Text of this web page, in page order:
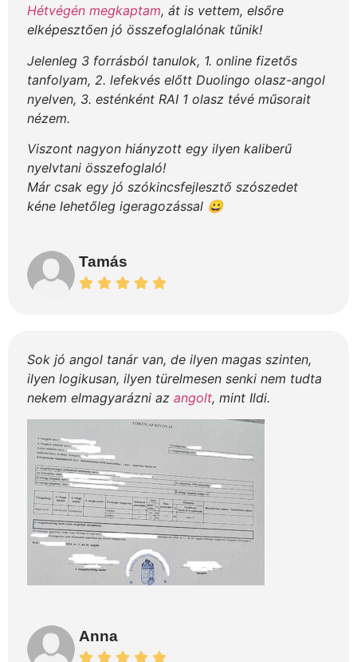
Hétvégén megkaptam, át is vettem, elsőre
elképesztően jó összefoglalónak tűnik!
Jelenleg 3 forrásból tanulok, 1. online fizetős
tanfolyam, 2. lefekvés előtt Duolingo olasz-angol
nyelven, 3. esténként RAI 1 olasz tévé műsorait
nézem.
Viszont nagyon hiányzott egy ilyen kaliberű
nyelvtani összefoglaló!
Már csak egy jó szókincsfejlesztő szószedet
kéne lehetőleg igeragozással 😀
Tamás
Sok jó angol tanár van, de ilyen magas szinten,
ilyen logikusan, ilyen türelmesen senki nem tudta
nekem elmagyarázni az angolt, mint Ildi.
Anna